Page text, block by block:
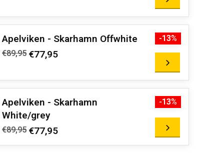
Apelviken - Skarhamn Offwhite
€89,95 €77,95
-13%
Apelviken - Skarhamn
White/grey
€89,95 €77,95
-13%